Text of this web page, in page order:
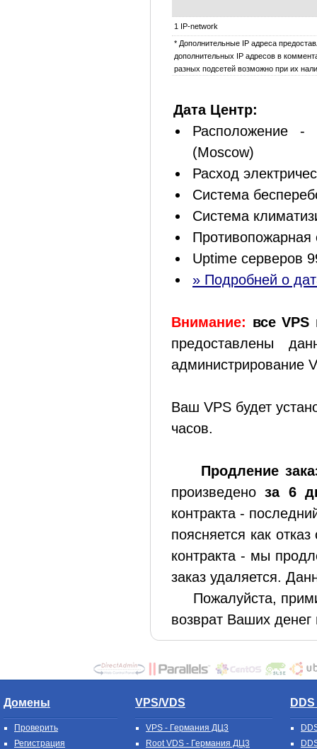
1 IP-network
* Дополнительные IP адреса
дополнительных IP адресов в
разных подсетей возможно при их
Дата Центр:
Расположение
(Moscow)
Расход
Система
Система
Противопожарная
Uptime серверов
» Подробней о
Внимание: все VPS
предоставлены
администрирование
Ваш VPS будет
часов.
Продление
произведеноза 6
контракта -
поясняется как
контракта - мы
заказ удаляется.
Пожалуйста,
возврат Ваших денег
Домены
Проверить
Регистрация
VPS/VDS
VPS - Германия ДЦ3
Root VDS - Германия ДЦ3